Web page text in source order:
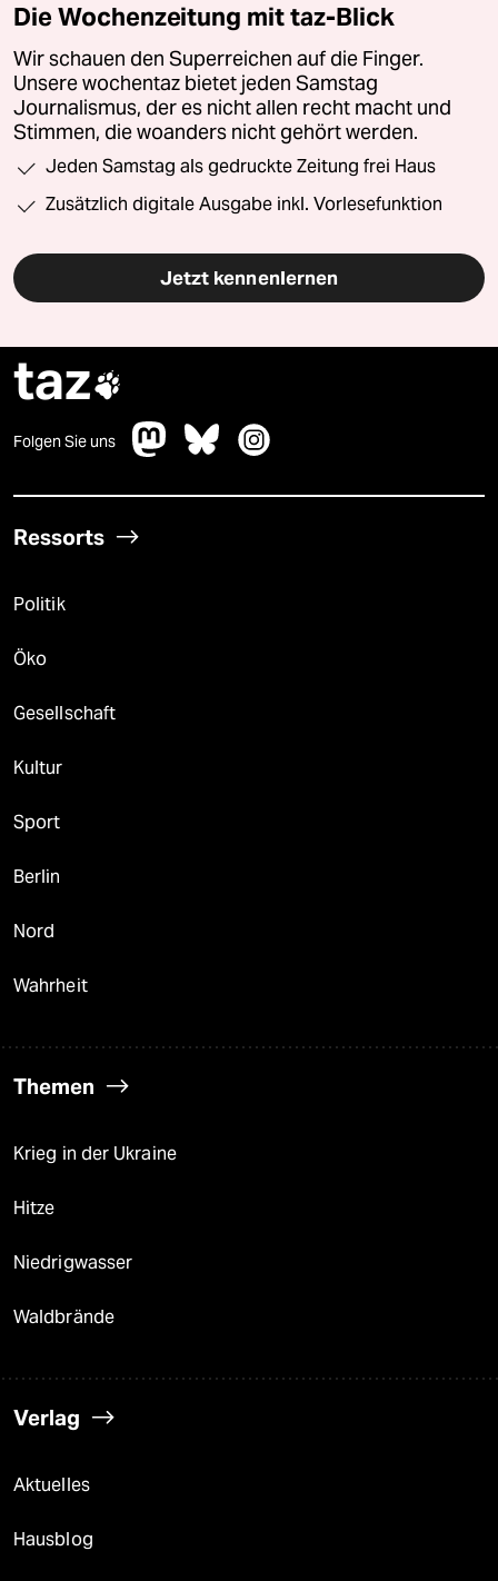
Die Wochenzeitung mit taz-Blick
Wir schauen den Superreichen auf die Finger.
Unsere wochentaz bietet jeden Samstag
Journalismus, der es nicht allen recht macht und
Stimmen, die woanders nicht gehört werden.
Jeden Samstag als gedruckte Zeitung frei Haus
Zusätzlich digitale Ausgabe inkl. Vorlesefunktion
Jetzt kennenlernen
taz
Folgen Sie uns
Ressorts
Politik
Öko
Gesellschaft
Kultur
Sport
Berlin
Nord
Wahrheit
Themen
Krieg in der Ukraine
Hitze
Niedrigwasser
Waldbrände
Verlag
Aktuelles
Hausblog